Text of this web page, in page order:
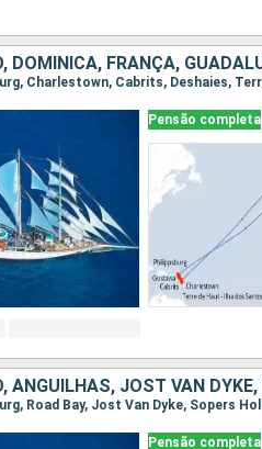
DOMINICA, FRANÇA,
Pensão completa
Pensão completa